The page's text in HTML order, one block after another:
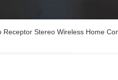
Stereo Wireless Home